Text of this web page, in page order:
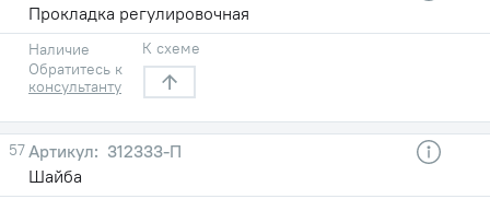
Прокладка регулировочная
Наличие
Обратитесь к
консультанту
К схеме
57
312333-П
Шайба